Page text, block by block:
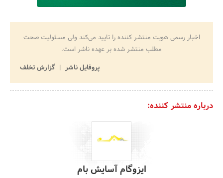
اخبار رسمی هویت منتشر کننده را تایید می‌کند ولی مسئولیت صحت
مطلب منتشر شده بر عهده ناشر است.
پروفایل ناشر
گزارش تخلف
درباره منتشر کننده:
ایزوگام آسایش بام